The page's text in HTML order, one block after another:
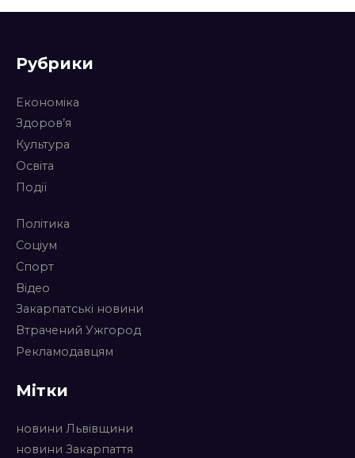
Рубрики
Економіка
Здоров’я
Культура
Освіта
Події
Політика
Соціум
Спорт
Відео
Закарпатські новини
Втрачений Ужгород
Рекламодавцям
Мітки
новини Львівщини
новини Закарпаття